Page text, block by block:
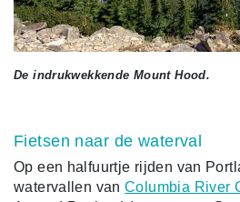
De indrukwekkende Mount Hood.
Fietsen naar de waterval
Op een halfuurtje rijden van
watervallen vanColumbia River